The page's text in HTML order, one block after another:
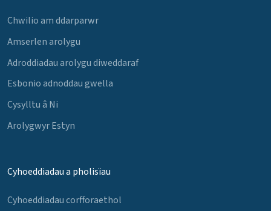
Chwilio am ddarparwr
Amserlen arolygu
Adroddiadau arolygu diweddaraf
Esbonio adnoddau gwella
Cysylltu â Ni
Arolygwyr Estyn
Cyhoeddiadau a pholisïau
Cyhoeddiadau corfforaethol